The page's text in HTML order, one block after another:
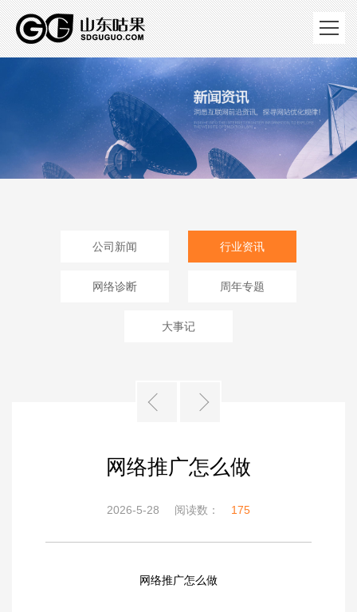
公司新闻 行业资讯
网络诊断 周年专题
大事记
网络推广怎么做
2026-5-28 阅读数： 175
网络推广怎么做